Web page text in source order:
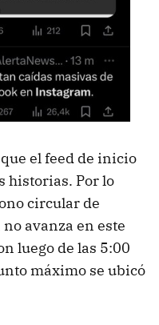
el feed de inicio
historias. Por lo
circular de
avanza en este
luego de las 5:00
máximo se ubicó